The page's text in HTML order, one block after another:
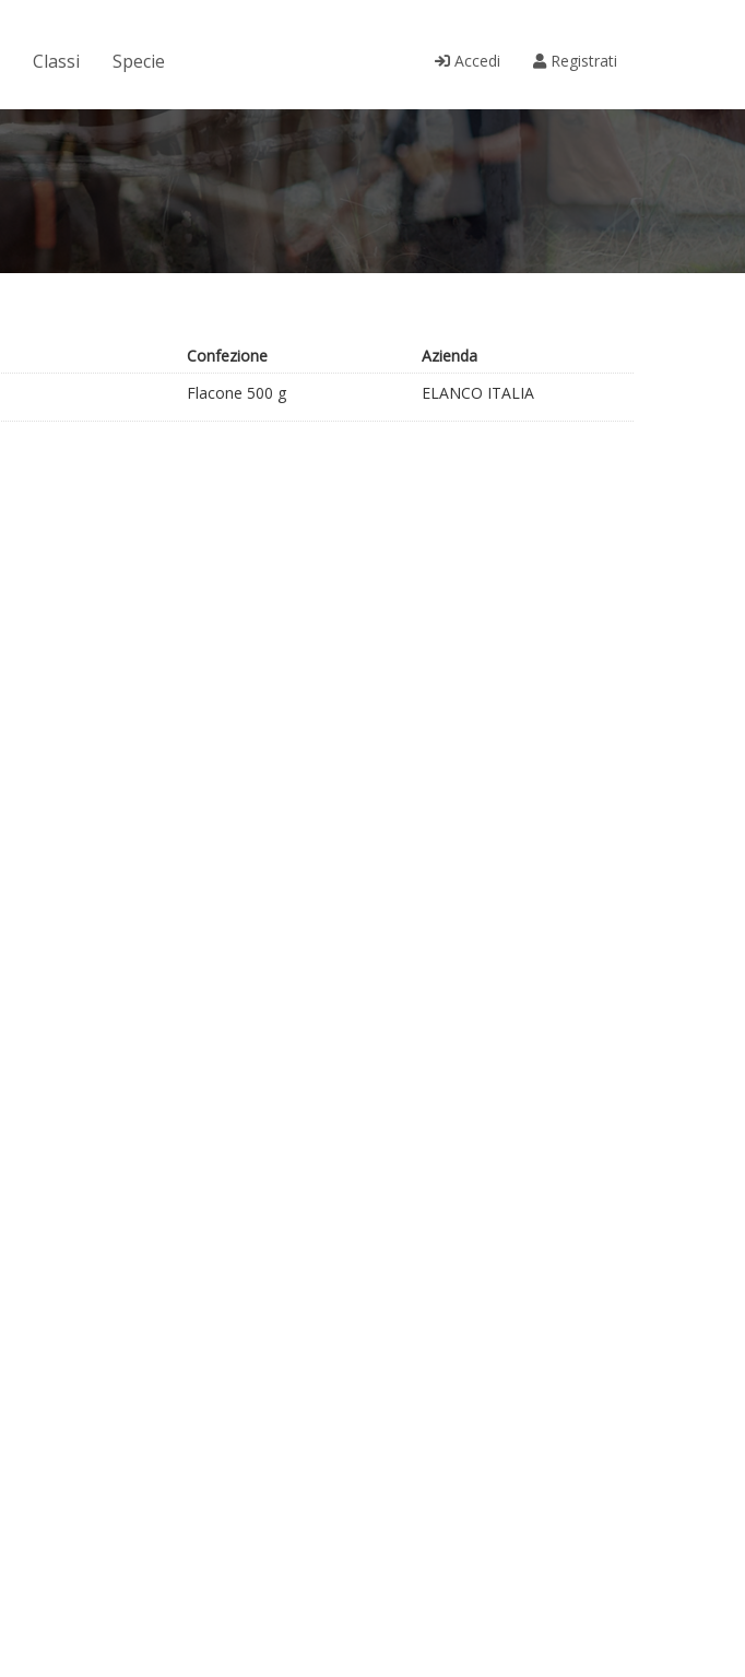
Classi Specie Accedi Registrati
Confezione
Azienda
Flacone 500 g ELANCO ITALIA